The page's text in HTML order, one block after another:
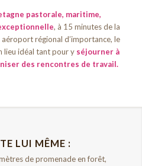
pastorale, maritime,
, à 15 minutes de la
régional d’importance, le
lieu idéal tant pour y séjourner à
des rencontres de travail.
LUI MÊME :
de promenade en forêt,